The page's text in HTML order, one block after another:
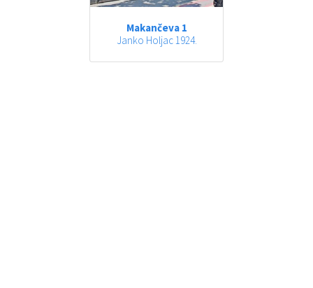
Makančeva 1
Janko Holjac 1924.